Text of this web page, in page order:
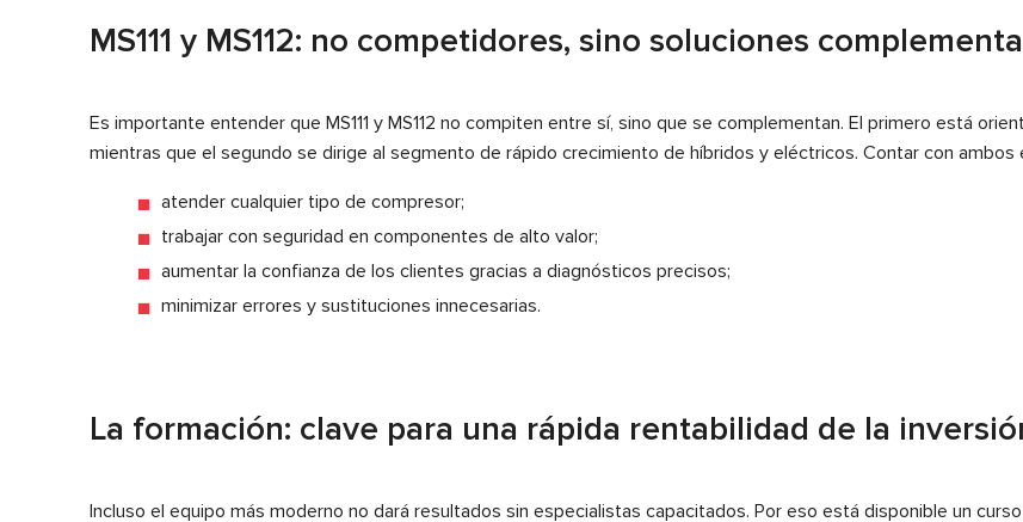
MS111 y MS112: no competidores, sino soluciones
Es importante entender que MS111 y MS112 no compiten entre sí, sino que se complementan. El primero está
mientras que el segundo se dirige al segmento de rápido crecimiento de híbridos y eléctricos. Contar con ambos
atender cualquier tipo de compresor;
trabajar con seguridad en componentes de alto valor;
aumentar la confianza de los clientes gracias a diagnósticos precisos;
minimizar errores y sustituciones innecesarias.
La formación: clave para una rápida rentabilidad de la
Incluso el equipo más moderno no dará resultados sin especialistas capacitados. Por eso está disponible un